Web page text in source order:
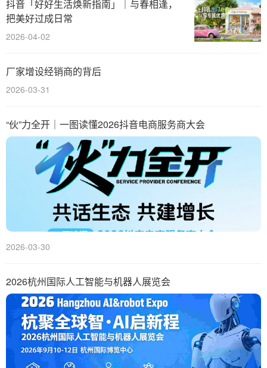
抖音「好好生活焕新指南」｜与春相逢，
把美好过成日常
2026-04-02
厂家增设经销商的背后
2026-03-31
“伙”力全开｜一图读懂2026抖音电商服务商大会
2026-03-30
2026杭州国际人工智能与机器人展览会